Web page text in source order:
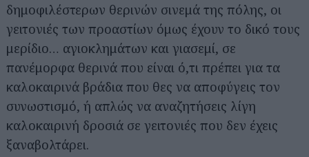
δημοφιλέστερων θερινών σινεμά της πόλης, οι
γειτονιές των προαστίων όμως έχουν το δικό τους
μερίδιο… αγιοκλημάτων και γιασεμί, σε
πανέμορφα θερινά που είναι ό,τι πρέπει για τα
καλοκαιρινά βράδια που θες να αποφύγεις τον
συνωστισμό, ή απλώς να αναζητήσεις λίγη
καλοκαιρινή δροσιά σε γειτονιές που δεν έχεις
ξαναβολτάρει.